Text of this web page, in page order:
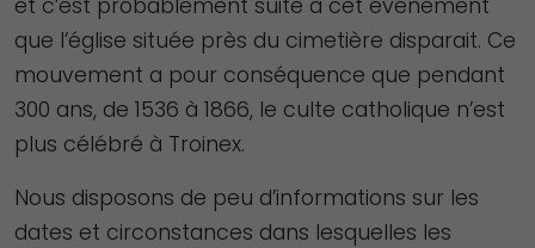
et c’est probablement suite à cet événement
que l’église située près du cimetière disparait. Ce
mouvement a pour conséquence que pendant
300 ans, de 1536 à 1866, le culte catholique n’est
plus célébré à Troinex.
Nous disposons de peu d’informations sur les
dates et circonstances dans lesquelles les